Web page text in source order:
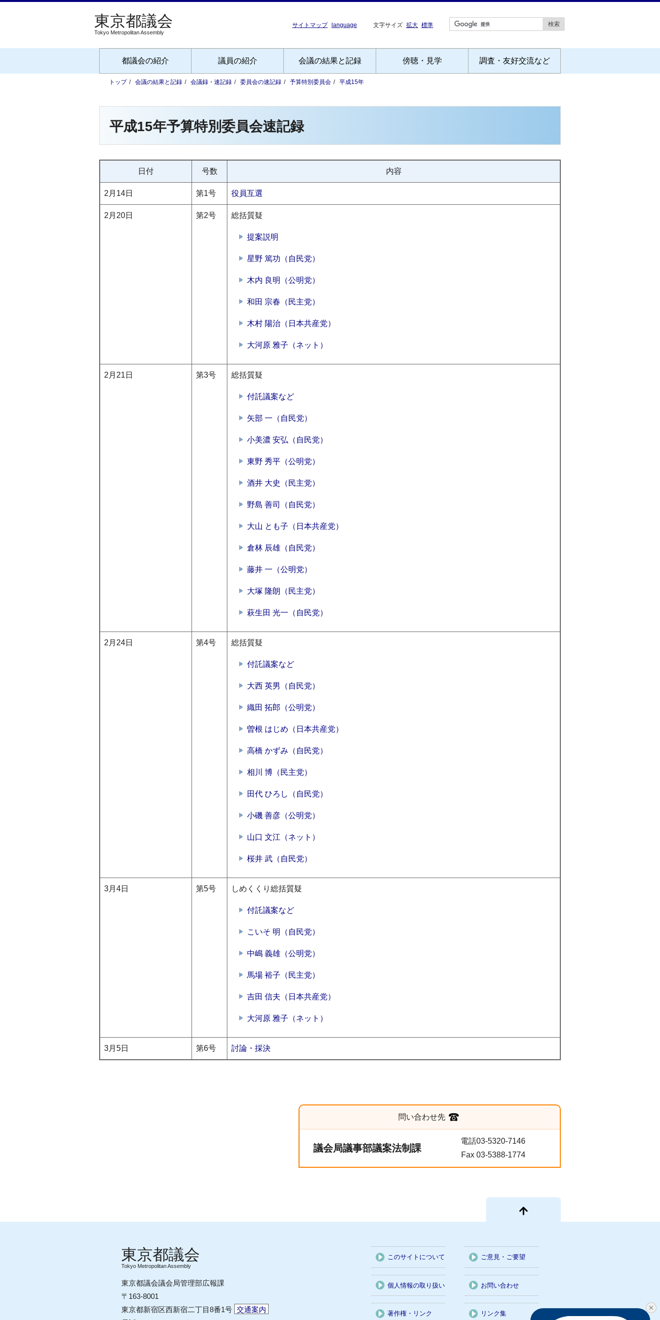
Tokyo Metropolitan Assembly
サイトマップ language 文字サイズ 拡大 標準
都議会の紹介 議員の紹介 会議の結果と記録 傍聴・見学 調査・友好交流など
トップ 会議の結果と記録 会議録・速記録 委員会の速記録 予算特別委員会 平成15年
平成15年予算特別委員会速記録
日付 号数 内容
2月14日 第1号 役員互選
2月20日 第2号 総括質疑
提案説明
星野 篤功（自民党）
木内 良明（公明党）
和田 宗春（民主党）
木村 陽治（日本共産党）
大河原 雅子（ネット）
2月21日 第3号 総括質疑
付託議案など
矢部 一（自民党）
小美濃 安弘（自民党）
東野 秀平（公明党）
酒井 大史（民主党）
野島 善司（自民党）
大山 とも子（日本共産党）
倉林 辰雄（自民党）
藤井 一（公明党）
大塚 隆朗（民主党）
萩生田 光一（自民党）
2月24日 第4号 総括質疑
付託議案など
大西 英男（自民党）
織田 拓郎（公明党）
曽根 はじめ（日本共産党）
高橋 かずみ（自民党）
相川 博（民主党）
田代 ひろし（自民党）
小磯 善彦（公明党）
山口 文江（ネット）
桜井 武（自民党）
3月4日 第5号 しめくくり総括質疑
付託議案など
こいそ 明（自民党）
中嶋 義雄（公明党）
馬場 裕子（民主党）
吉田 信夫（日本共産党）
大河原 雅子（ネット）
3月5日 第6号 討論・採決
問い合わせ先
議会局議事部議案法制課
電話03-5320-7146
Fax 03-5388-1774
このサイトについて ご意見・ご要望
個人情報の取り扱い お問い合わせ
著作権・リンク リンク集
Tokyo Metropolitan Assembly
東京都議会議会局管理部広報課
〒163-8001
東京都新宿区西新宿二丁目8番1号 交通案内